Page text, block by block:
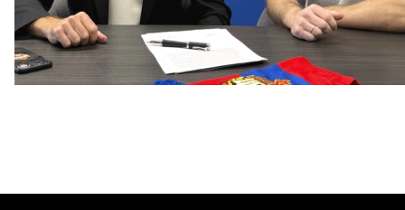
Капитан – с нами!
2 ИЮНЯ 2026 12:55